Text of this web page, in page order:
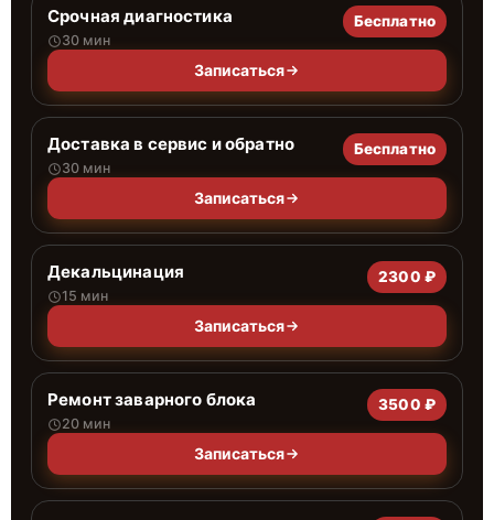
Срочная диагностика
30 мин
Бесплатно
Записаться
Доставка в сервис и обратно
30 мин
Бесплатно
Записаться
Декальцинация
15 мин
2300 ₽
Записаться
Ремонт заварного блока
20 мин
3500 ₽
Записаться